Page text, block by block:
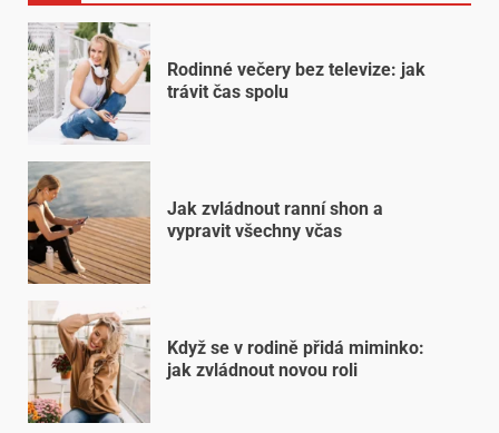
Rodinné večery bez televize: jak
trávit čas spolu
Jak zvládnout ranní shon a
vypravit všechny včas
Když se v rodině přidá miminko:
jak zvládnout novou roli